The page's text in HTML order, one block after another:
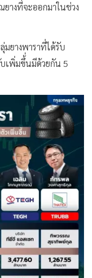
างที่จะออกมาในช่วง
ยางพาราที่ได้รับ
บเพิ่มขึ้่นมีด้วยกัน 5